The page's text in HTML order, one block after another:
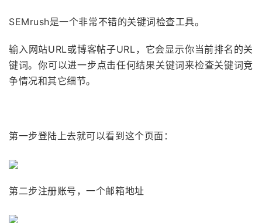
SEMrush是一个非常不错的关键词检查工具。
输入网站URL或博客帖子URL，它会显示你当前排名的关
键词。你可以进一步点击任何结果关键词来检查关键词竞
争情况和其它细节。
第一步登陆上去就可以看到这个页面：
第二步注册账号，一个邮箱地址